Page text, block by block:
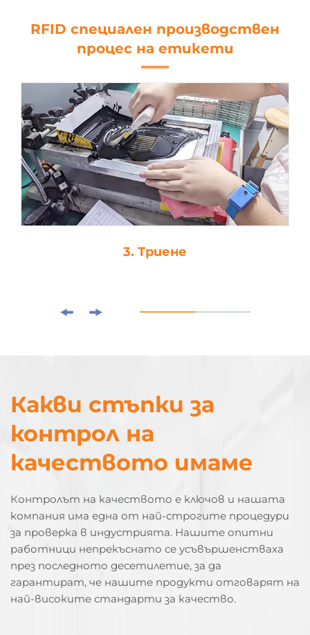
RFID специален производствен
процес на етикети
3. Триене
Какви стъпки за
контрол на
качеството имаме
Контролът на качеството е ключов и нашата
компания има една от най-строгите процедури
за проверка в индустрията. Нашите опитни
работници непрекъснато се усъвършенстваха
през последното десетилетие, за да
гарантират, че нашите продукти отговарят на
най-високите стандарти за качество.